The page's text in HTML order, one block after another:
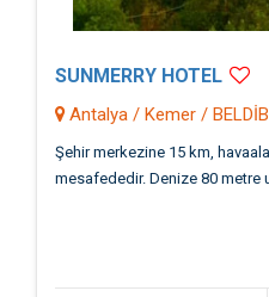
SUNMERRY HOTEL
Antalya / Kemer /
Şehir merkezine 15 km,
mesafededir. Denize 80 metre